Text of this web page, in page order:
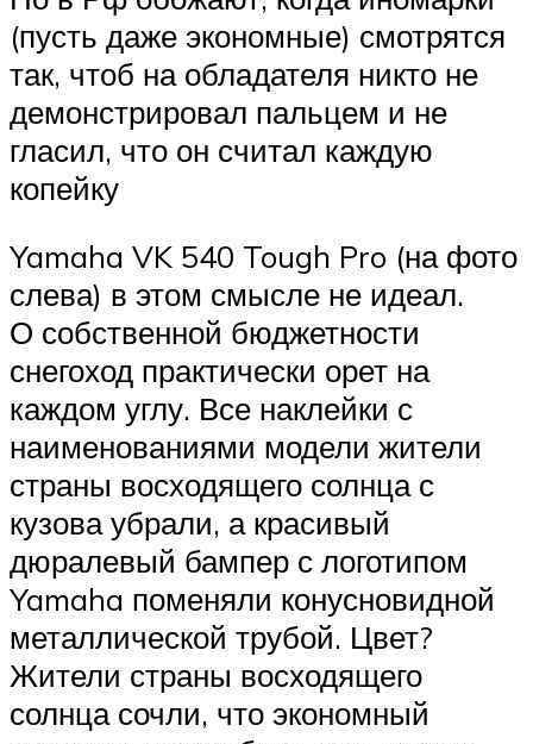
(пусть даже экономные) смотрятся
так, чтоб на обладателя никто не
демонстрировал пальцем и не
гласил, что он считал каждую
копейку
Yamaha VK 540 Tough Pro (на фото
слева) в этом смысле не идеал.
О собственной бюджетности
снегоход практически орет на
каждом углу. Все наклейки с
наименованиями модели жители
страны восходящего солнца с
кузова убрали, а красивый
дюралевый бампер с логотипом
Yamaha поменяли конусновидной
металлической трубой. Цвет?
Жители страны восходящего
солнца сочли, что экономный